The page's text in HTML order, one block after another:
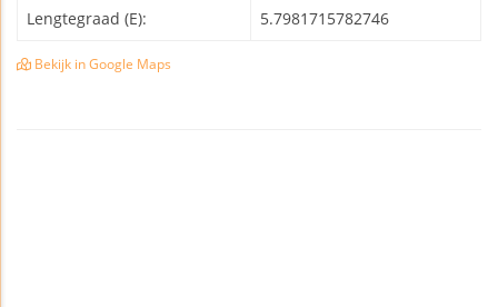
Lengtegraad (E): 5.7981715782746
Bekijk in Google Maps